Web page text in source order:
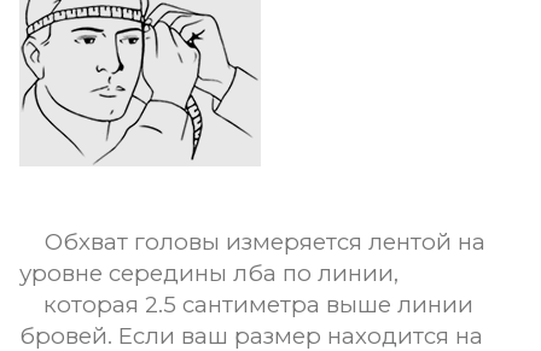
Обхват головы измеряется лентой на
уровне середины лба по линии,
которая 2.5 сантиметра выше линии
бровей. Если ваш размер находится на